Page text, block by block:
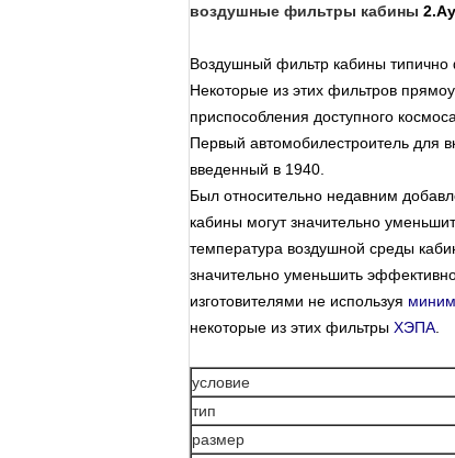
воздушные фильтры кабины
Воздушный фильтр кабины типично
Некоторые из этих фильтров
приспособления доступного
Первый автомобилестроитель для
введенный в 1940.
Был относительно недавним
кабины могут значительно
температура воздушной среды
значительно уменьшить
изготовителями не используя
некоторые из этих фильтры ХЭПА
условие
тип
размер